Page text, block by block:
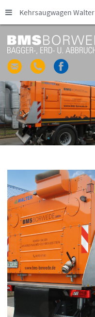
Kehrsaugwagen Walter